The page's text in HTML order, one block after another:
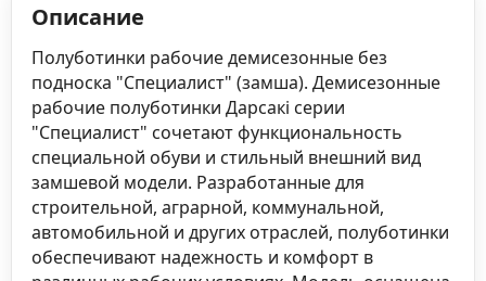
Описание
Полуботинки рабочие демисезонные без
подноска "Специалист" (замша). Демисезонные
рабочие полуботинки Дарсакi серии
"Специалист" сочетают функциональность
специальной обуви и стильный внешний вид
замшевой модели. Разработанные для
строительной, аграрной, коммунальной,
автомобильной и других отраслей, полуботинки
обеспечивают надежность и комфорт в